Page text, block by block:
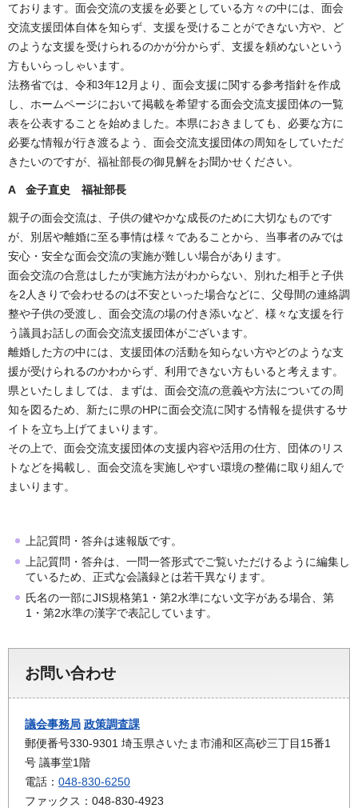
ております。面会交流の支援を必要としている方々の中には、面会
交流支援団体自体を知らず、支援を受けることができない方や、ど
のような支援を受けられるのかが分からず、支援を頼めないという
方もいらっしゃいます。
法務省では、令和3年12月より、面会支援に関する参考指針を作成
し、ホームページにおいて掲載を希望する面会交流支援団体の一覧
表を公表することを始めました。本県におきましても、必要な方に
必要な情報が行き渡るよう、面会交流支援団体の周知をしていただ
きたいのですが、福祉部長の御見解をお聞かせください。
A 金子直史 福祉部長
親子の面会交流は、子供の健やかな成長のために大切なものです
が、別居や離婚に至る事情は様々であることから、当事者のみでは
安心・安全な面会交流の実施が難しい場合があります。
面会交流の合意はしたが実施方法がわからない、別れた相手と子供
を2人きりで会わせるのは不安といった場合などに、父母間の連絡調
整や子供の受渡し、面会交流の場の付き添いなど、様々な支援を行
う議員お話しの面会交流支援団体がございます。
離婚した方の中には、支援団体の活動を知らない方やどのような支
援が受けられるのかわからず、利用できない方もいると考えます。
県といたしましては、まずは、面会交流の意義や方法についての周
知を図るため、新たに県のHPに面会交流に関する情報を提供するサ
イトを立ち上げてまいります。
その上で、面会交流支援団体の支援内容や活用の仕方、団体のリス
トなどを掲載し、面会交流を実施しやすい環境の整備に取り組んで
まいります。
上記質問・答弁は速報版です。
上記質問・答弁は、一問一答形式でご覧いただけるように編集し
ているため、正式な会議録とは若干異なります。
氏名の一部にJIS規格第1・第2水準にない文字がある場合、第
1・第2水準の漢字で表記しています。
お問い合わせ
議会事務局 政策調査課
郵便番号330-9301 埼玉県さいたま市浦和区高砂三丁目15番1
号 議事堂1階
電話： 048-830-6250
ファックス：048-830-4923